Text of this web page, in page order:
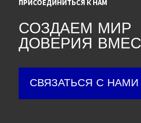
ПРИСОЕДИНИТЬСЯ К НАМ
СОЗДАЕМ МИР
ДОВЕРИЯ
СВЯЗАТЬСЯ С НАМИ